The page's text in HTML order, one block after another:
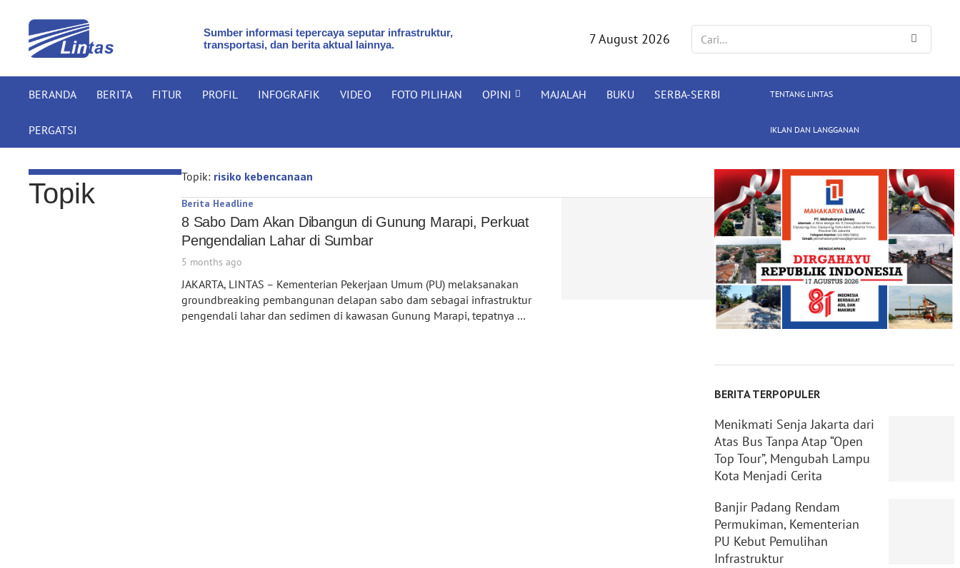
Sumber informasi tepercaya seputar infrastruktur,
transportasi, dan berita aktual lainnya.
7 August 2026
BERANDA BERITA FITUR PROFIL INFOGRAFIK VIDEO FOTO PILIHAN OPINI MAJALAH BUKU SERBA-SERBI
PERGATSI
TENTANG LINTAS
IKLAN DAN LANGGANAN
Topik
Topik: risiko kebencanaan
Berita Headline
8 Sabo Dam Akan Dibangun di Gunung Marapi, Perkuat
Pengendalian Lahar di Sumbar
5 months ago
JAKARTA, LINTAS – Kementerian Pekerjaan Umum (PU) melaksanakan
groundbreaking pembangunan delapan sabo dam sebagai infrastruktur
pengendali lahar dan sedimen di kawasan Gunung Marapi, tepatnya …
BERITA TERPOPULER
Menikmati Senja Jakarta dari
Atas Bus Tanpa Atap “Open
Top Tour”, Mengubah Lampu
Kota Menjadi Cerita
Banjir Padang Rendam
Permukiman, Kementerian
PU Kebut Pemulihan
Infrastruktur